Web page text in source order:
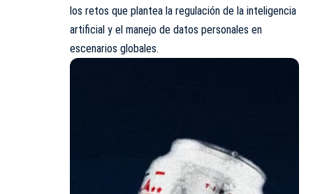
los retos que plantea la regulación de la inteligencia
artificial y el manejo de datos personales en
escenarios globales.